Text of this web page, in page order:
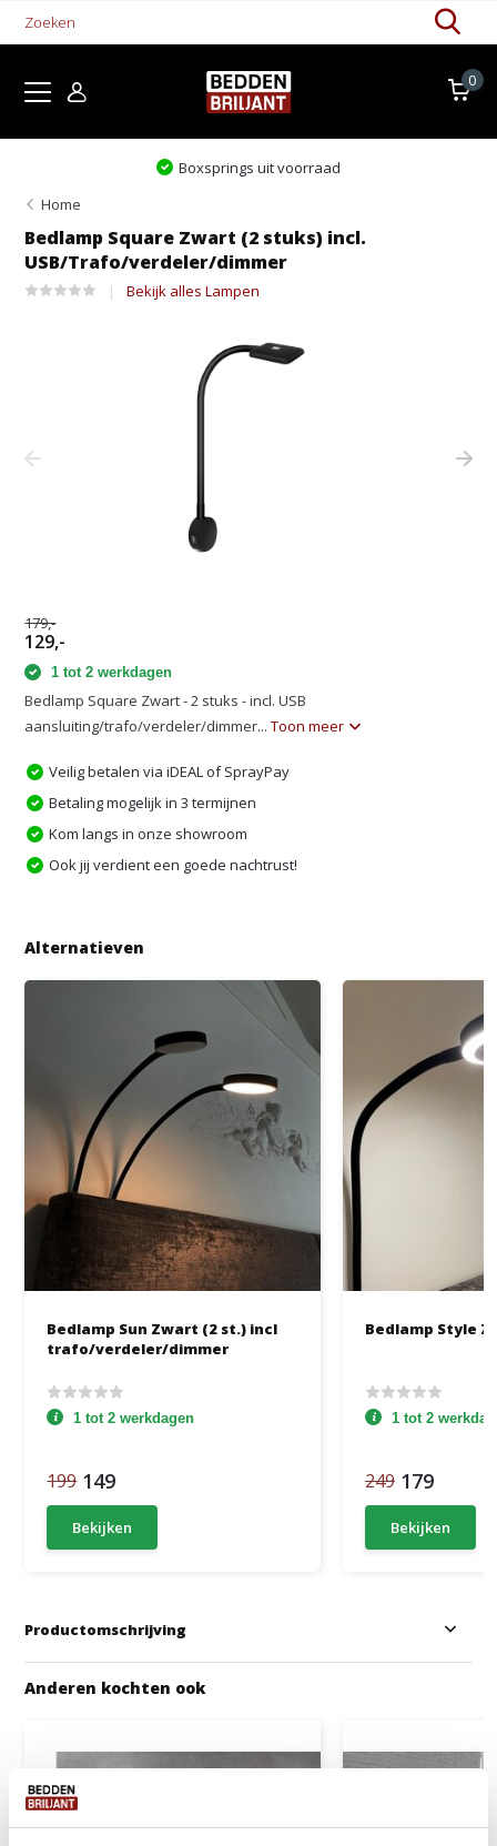
0
Levertijd 1-5 werkdagen
Home
Bedlamp Square Zwart (2 stuks) incl.
USB/Trafo/verdeler/dimmer
Bekijk alles Lampen
179,-
129,-
1 tot 2 werkdagen
Bedlamp Square Zwart - 2 stuks - incl. USB
aansluiting/trafo/verdeler/dimmer...Toon meer
Veilig betalen via iDEAL of SprayPay
Betaling mogelijk in 3 termijnen
Kom langs in onze showroom
Ook jij verdient een goede nachtrust!
Alternatieven
Bedlamp Sun Zwart (2 st.) incl
trafo/verdeler/dimmer
1 tot 2 werkdagen
199 149
Bekijken
Bedlamp Style
1 tot 2
249 179
Bekijken
Productomschrijving
Anderen kochten ook